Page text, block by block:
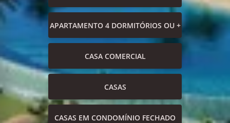
APARTAMENTO 4 DORMITÓRIOS OU +
CASA COMERCIAL
CASAS
CASAS EM CONDOMÍNIO FECHADO